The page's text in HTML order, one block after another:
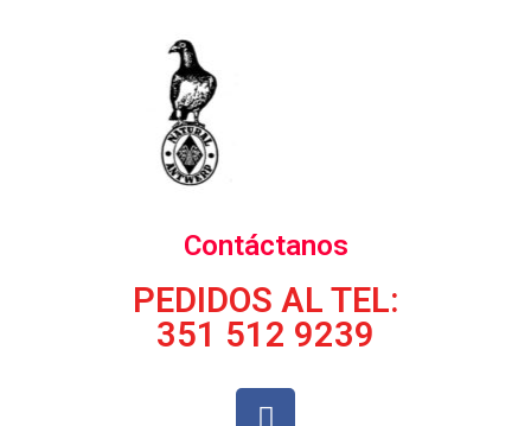
Contáctanos
PEDIDOS AL TEL:
351 512 9239